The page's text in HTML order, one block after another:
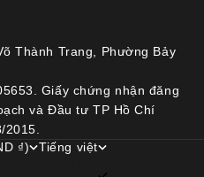
Thành Trang, Phường Bảy
Giấy chứng nhận đăng
và Đầu tư TP Hồ Chí
2015.
₫)
Tiếng việt